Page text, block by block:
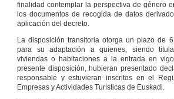
finalidad contemplar la perspectiva de género
los documentos de recogida de datos
aplicación del decreto.
La disposición transitoria otorga un plazo de
para su adaptación a quienes, siendo
viviendas o habitaciones a la entrada en
presente disposición, hubieran presentado
responsable y estuvieran inscritos en el
Empresas y Actividades Turísticas de Euskadi.